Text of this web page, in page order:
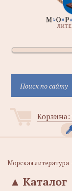
Корзина:
Морская литература
Каталог
▲